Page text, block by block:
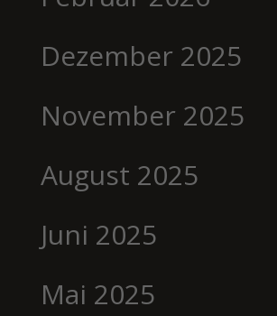
Dezember 2025
November 2025
August 2025
Juni 2025
Mai 2025